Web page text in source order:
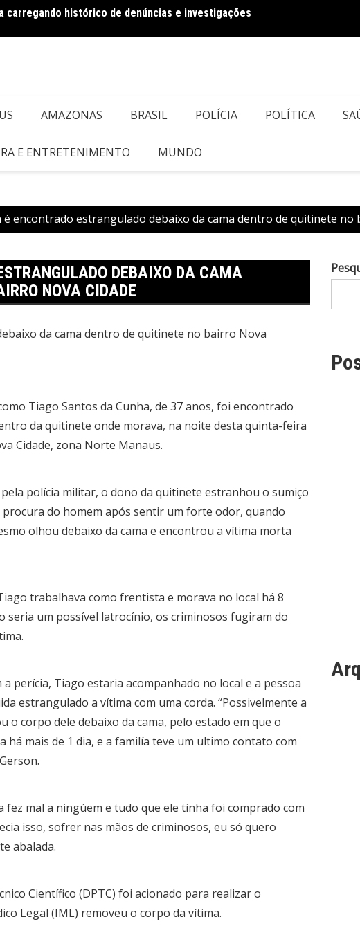
carregando histórico de denúncias e investigações
AMAZONAS BRASIL POLÍCIA POLÍTICA
E ENTRETENIMENTO MUNDO
é encontrado estrangulado debaixo da cama dentro de quitinete no
DEBAIXO DA CAMA
NOVA CIDADE
Tiago Santos da Cunha, de 37 anos, foi encontrado
da quitinete onde morava, na noite desta quinta-feira
Cidade, zona Norte Manaus.
polícia militar, o dono da quitinete estranhou o sumiço
do homem após sentir um forte odor, quando
olhou debaixo da cama e encontrou a vítima morta
trabalhava como frentista e morava no local há 8
seria um possível latrocínio, os criminosos fugiram do
perícia, Tiago estaria acompanhado no local e a pessoa
estrangulado a vítima com uma corda. “Possivelmente a
o corpo dele debaixo da cama, pelo estado em que o
mais de 1 dia, e a familía teve um ultimo contato com
fez mal a ningúem e tudo que ele tinha foi comprado com
isso, sofrer nas mãos de criminosos, eu só quero
abalada.
Científico (DPTC) foi acionado para realizar o
Legal (IML) removeu o corpo da vítima.